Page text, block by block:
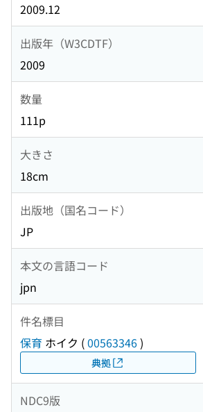
2009.12
出版年（W3CDTF）
2009
数量
111p
大きさ
18cm
出版地（国名コード）
JP
本文の言語コード
jpn
件名標目
保育 ホイク (00563346)
典拠
NDC9版